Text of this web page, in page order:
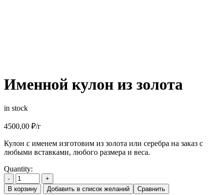
Именной кулон из золота
in stock
4500,00 ₽/г
Кулон с именем изготовим из золота или серебра на заказ с
любыми вставками, любого размера и веса.
Quantity:
-
+
В корзину
Добавить в список желаний Сравнить